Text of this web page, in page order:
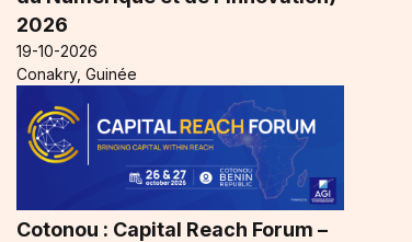
2026
19-10-2026
Conakry, Guinée
Cotonou : Capital Reach Forum –